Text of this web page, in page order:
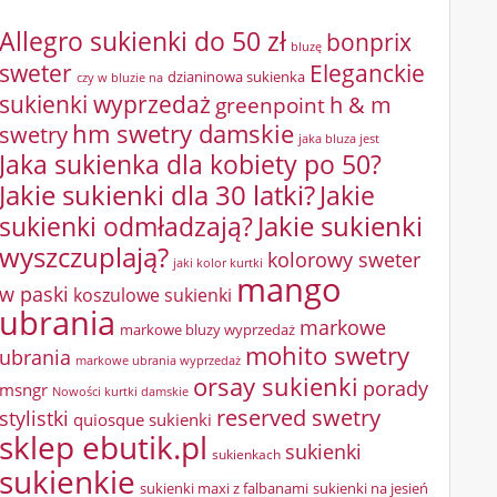
sukienki do 50 zł bluzę bonprix
czy w bluzie na dzianinowa sukienka Eleganckie
wyprzedaż greenpointh & m
hm swetry damskie jaka bluza jest
sukienka dla kobiety po 50?
sukienki dla 30 latki?Jakie
odmładzają?Jakie sukienki
jaki kolor kurtki kolorowy sweter
paski koszulowe sukienki mango
markowe bluzy wyprzedaż markowe
markowe ubrania wyprzedaż mohito swetry
Nowości kurtki damskie orsay sukienki porady
quiosque sukienki reserved swetry
ebutik.pl sukienkach sukienki
sukienki maxi z falbanami sukienki na jesień